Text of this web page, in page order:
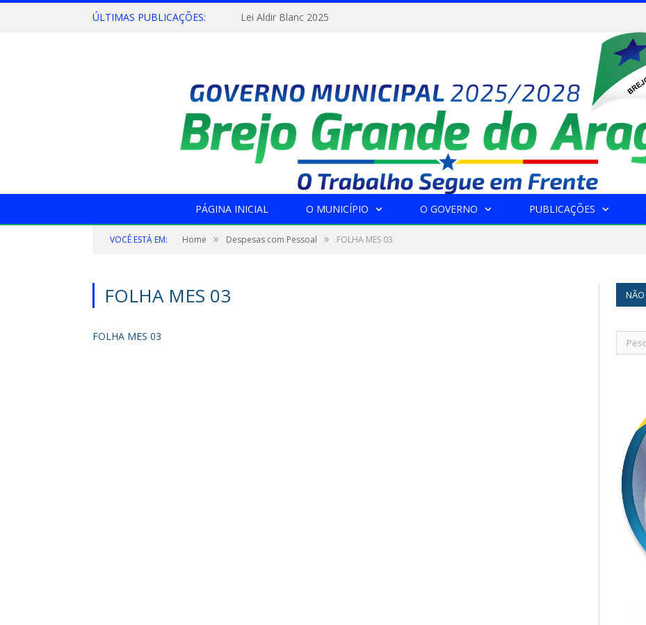
ÚLTIMAS PUBLICAÇÕES: Lei Aldir Blanc 2025
PÁGINA INICIAL O MUNICÍPIO O GOVERNO PUBLICAÇÕES
VOCÊ ESTÁ EM: Home » Despesas com Pessoal » FOLHA MES 03
FOLHA MES 03
FOLHA MES 03